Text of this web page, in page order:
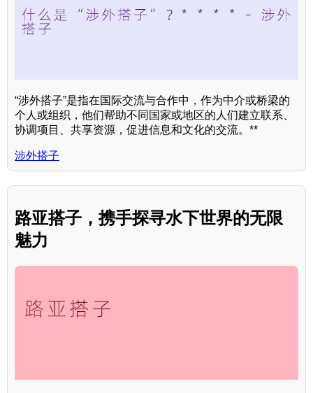
“涉外搭子”是指在国际交流与合作中，作为中介或桥梁的
个人或组织，他们帮助不同国家或地区的人们建立联系、
协调项目、共享资源，促进信息和文化的交流。**
涉外搭子
路亚搭子，携手探寻水下世界的无限
魅力